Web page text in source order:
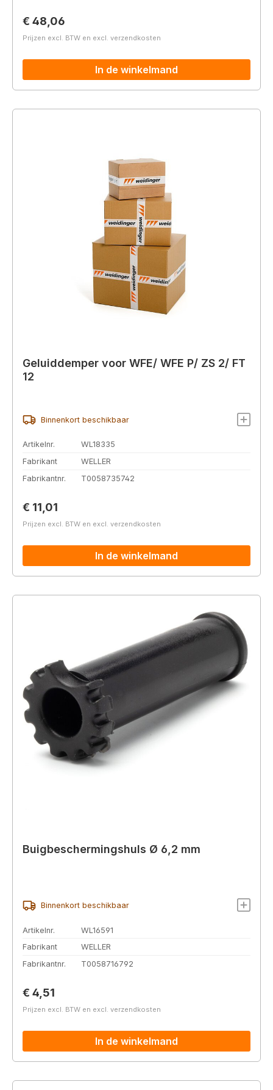
Normale prijs:
€ 48,06
Prijzen excl. BTW en excl. verzendkosten
In de winkelmand
Geluiddemper voor WFE/ WFE P/ ZS 2/ FT
12
Binnenkort beschikbaar
Artikelnr.
WL18335
Fabrikant
WELLER
Fabrikantnr.
T0058735742
Normale prijs:
€ 11,01
Prijzen excl. BTW en excl. verzendkosten
In de winkelmand
Buigbeschermingshuls Ø 6,2 mm
Binnenkort beschikbaar
Artikelnr.
WL16591
Fabrikant
WELLER
Fabrikantnr.
T0058716792
Normale prijs:
€ 4,51
Prijzen excl. BTW en excl. verzendkosten
In de winkelmand